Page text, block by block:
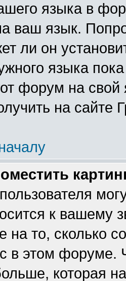
языка в
ваш язык.
ли он
языка
форум на
на сайте
к вашему
на то, сколько
в этом форуме.
которая